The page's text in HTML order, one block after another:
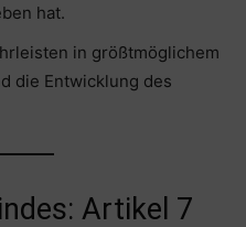
hat.
in größtmöglichem
die Entwicklung des
Artikel 7